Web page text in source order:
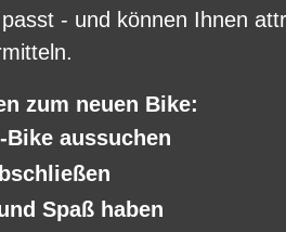
- und können Ihnen
zum neuen Bike:
aussuchen
Spaß haben